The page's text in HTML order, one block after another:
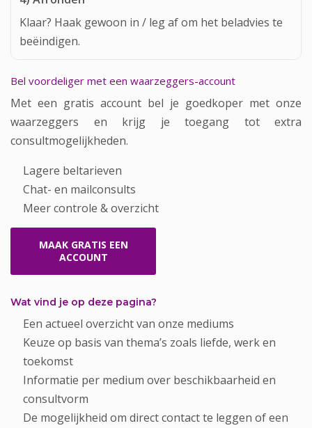
Klaar? Haak gewoon in / leg af om het beladvies te
beëindigen.
Bel voordeliger met een waarzeggers-account
Met een gratis account bel je goedkoper met onze
waarzeggers en krijg je toegang tot extra
consultmogelijkheden.
Lagere beltarieven
Chat- en mailconsults
Meer controle & overzicht
MAAK GRATIS EEN
ACCOUNT
Wat vind je op deze pagina?
Een actueel overzicht van onze mediums
Keuze op basis van thema’s zoals liefde, werk en
toekomst
Informatie per medium over beschikbaarheid en
consultvorm
De mogelijkheid om direct contact te leggen of een